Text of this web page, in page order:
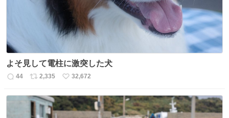
よそ見して電柱に激突した犬
返
数
44
リ
ス
ト
2,335
い
ね
数
32,672